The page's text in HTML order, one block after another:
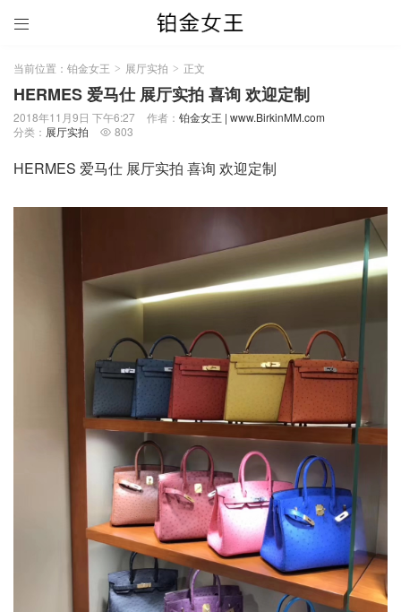

当前位置： 铂金女王 > 展厅实拍 > 正文
HERMES 爱马仕 展厅实拍 喜询 欢迎定制
2018年11月9日 下午6:27 作者： 铂金女王 | www.BirkinMM.com
分类： 展厅实拍  803
HERMES 爱马仕 展厅实拍 喜询 欢迎定制